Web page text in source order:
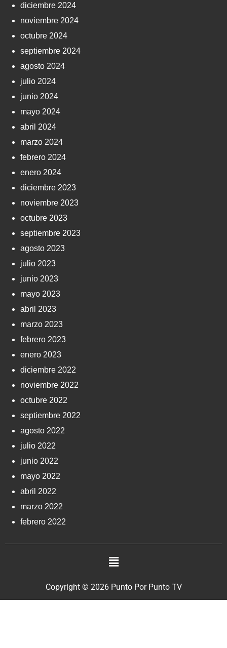
diciembre 2024
noviembre 2024
octubre 2024
septiembre 2024
agosto 2024
julio 2024
junio 2024
mayo 2024
abril 2024
marzo 2024
febrero 2024
enero 2024
diciembre 2023
noviembre 2023
octubre 2023
septiembre 2023
agosto 2023
julio 2023
junio 2023
mayo 2023
abril 2023
marzo 2023
febrero 2023
enero 2023
diciembre 2022
noviembre 2022
octubre 2022
septiembre 2022
agosto 2022
julio 2022
junio 2022
mayo 2022
abril 2022
marzo 2022
febrero 2022
Copyright © 2026 Punto Por Punto TV